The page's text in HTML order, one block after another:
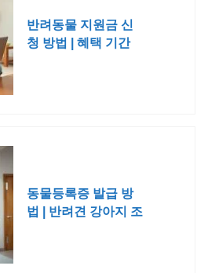
반려동물 지원금 신
청 방법 | 혜택 기간
동물등록증 발급 방
법 | 반려견 강아지 조